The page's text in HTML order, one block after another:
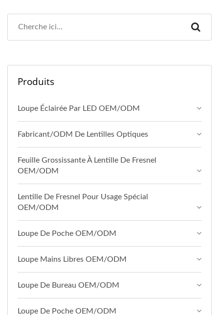
Produits
Loupe Éclairée Par LED OEM/ODM
Fabricant/ODM De Lentilles Optiques
Feuille Grossissante À Lentille De Fresnel
OEM/ODM
Lentille De Fresnel Pour Usage Spécial
OEM/ODM
Loupe De Poche OEM/ODM
Loupe Mains Libres OEM/ODM
Loupe De Bureau OEM/ODM
Loupe De Poche OEM/ODM